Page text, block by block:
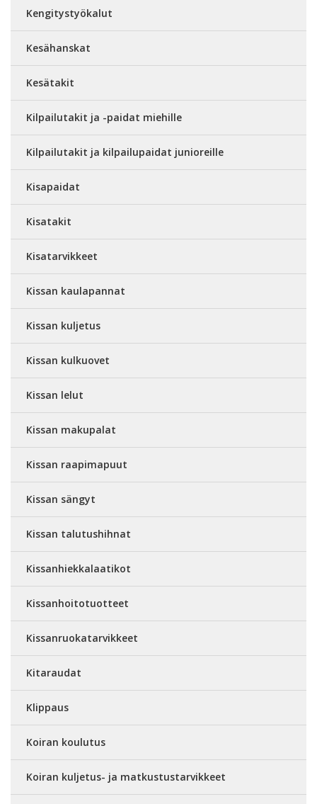
Kengitystyökalut
Kesähanskat
Kesätakit
Kilpailutakit ja -paidat miehille
Kilpailutakit ja kilpailupaidat junioreille
Kisapaidat
Kisatakit
Kisatarvikkeet
Kissan kaulapannat
Kissan kuljetus
Kissan kulkuovet
Kissan lelut
Kissan makupalat
Kissan raapimapuut
Kissan sängyt
Kissan talutushihnat
Kissanhiekkalaatikot
Kissanhoitotuotteet
Kissanruokatarvikkeet
Kitaraudat
Klippaus
Koiran koulutus
Koiran kuljetus- ja matkustustarvikkeet